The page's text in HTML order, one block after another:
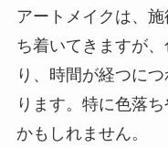
アートメイクは、
ち着いてきますが
り、時間が経つに
ります。特に色落
かもしれません。